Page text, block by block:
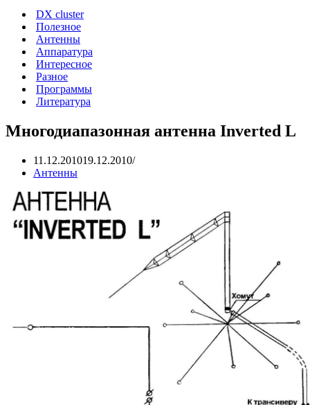
DX cluster
Полезное
Антенны
Аппаратура
Интересное
Разное
Программы
Литература
Многодиапазонная антенна Inverted L
11.12.201019.12.2010
Антенны